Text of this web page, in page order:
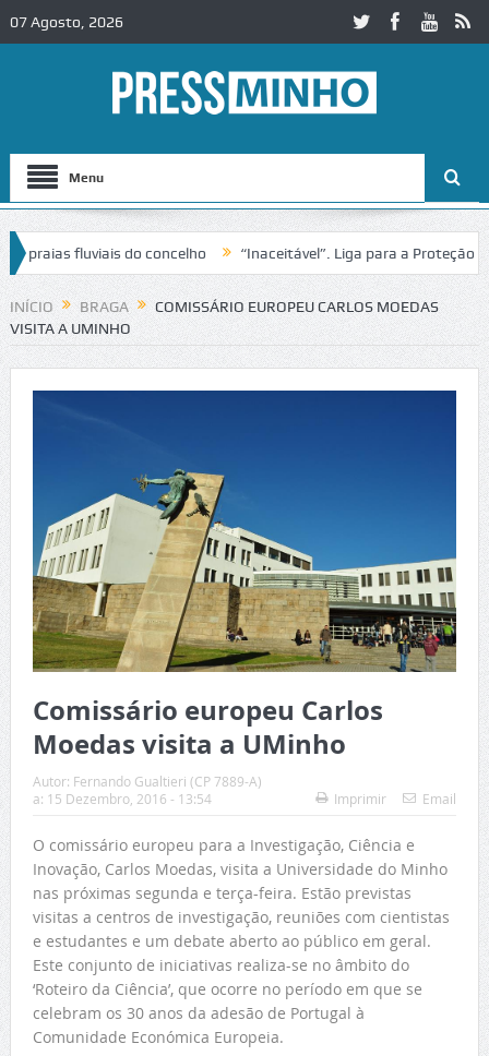
07 Agosto, 2026
Menu
fluviais do concelho “Inaceitável”. Liga para a Proteção da
trânsito no IC2 em Alcobaça Igreja do Castelo de Cerveira
INÍCIO BRAGA
COMISSÁRIO EUROPEU CARLOS MOEDAS
VISITA A UMINHO
Comissário europeu Carlos
Moedas visita a UMinho
Autor: Fernando Gualtieri (CP 7889-A)
a: 15 Dezembro, 2016 - 13:54 Imprimir Email
O comissário europeu para a Investigação, Ciência e
Inovação, Carlos Moedas, visita a Universidade do Minho
nas próximas segunda e terça-feira. Estão previstas
visitas a centros de investigação, reuniões com cientistas
e estudantes e um debate aberto ao público em geral.
Este conjunto de iniciativas realiza-se no âmbito do
‘Roteiro da Ciência’, que ocorre no período em que se
celebram os 30 anos da adesão de Portugal à
Comunidade Económica Europeia.